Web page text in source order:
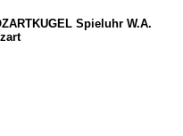
Spieluhr W.A.